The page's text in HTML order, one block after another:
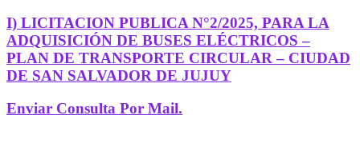
I) LICITACION PUBLICA N°2/2025, PARA LA
ADQUISICIÓN DE BUSES ELÉCTRICOS –
PLAN DE TRANSPORTE CIRCULAR – CIUDAD
DE SAN SALVADOR DE JUJUY
Enviar Consulta Por Mail.